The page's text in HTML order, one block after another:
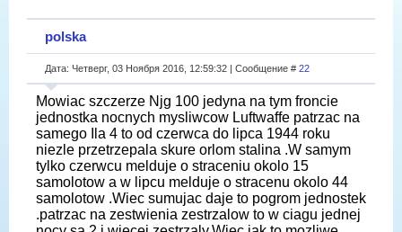
polska
Дата: Четверг, 03 Ноября 2016, 12:59:32 | Сообщение # 22
Mowiac szczerze Njg 100 jedyna na tym froncie
jednostka nocnych mysliwcow Luftwaffe patrzac na
samego Ila 4 to od czerwca do lipca 1944 roku
niezle przetrzepala skure orlom stalina .W samym
tylko czerwcu melduje o straceniu okolo 15
samolotow a w lipcu melduje o stracenu okolo 44
samolotow .Wiec sumujac daje to pogrom jednostek
.patrzac na zestwienia zestrzalow to w ciagu jednej